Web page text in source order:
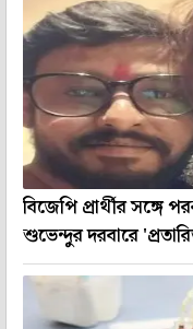
বিজেপি প্রার্থীর সঙ্গে
শুভেন্দুর দরবারে